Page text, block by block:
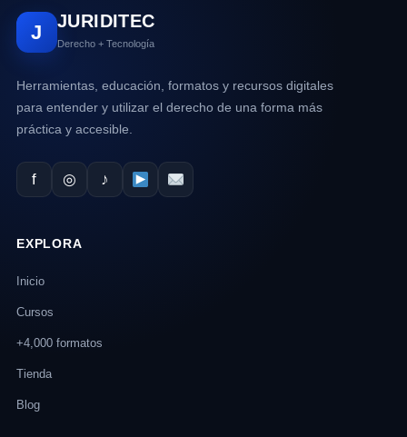
J
JURIDITEC
Derecho + Tecnología
Herramientas, educación, formatos y recursos digitales
para entender y utilizar el derecho de una forma más
práctica y accesible.
f ◎ ♪
EXPLORA
Inicio
Cursos
+4,000 formatos
Tienda
Blog